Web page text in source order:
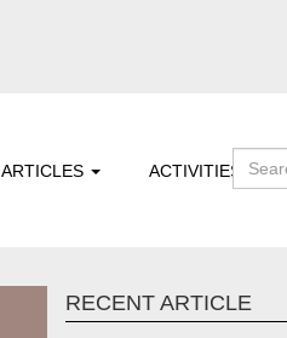
ARTICLES ACTIVITIES
RECENT ARTICLE